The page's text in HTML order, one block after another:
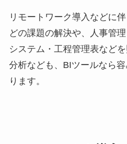
リモートワーク導入などに
どの課題の解決や、人事管
システム・工程管理表など
分析なども、BIツールなら
ります。